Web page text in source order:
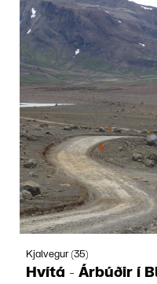
Kjalvegur (35)
Hvítá - Árbúðir í